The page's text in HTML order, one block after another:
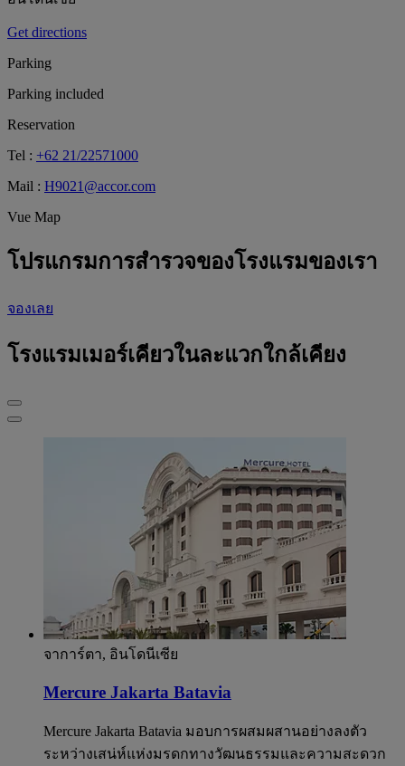
Get directions
Parking
Parking included
Reservation
Tel : +62 21/22571000
Mail : H9021@accor.com
Vue Map
โปรแกรมการสำรวจของโรงแรมของเรา
จองเลย
โรงแรมเมอร์เคียวในละแวกใกล้เคียง
จาการ์ตา, อินโดนีเซีย
Mercure Jakarta Batavia
Mercure Jakarta Batavia มอบการผสมผสานอย่างลงตัว
ระหว่างเสน่ห์แห่งมรดกทางวัฒนธรรมและความสะดวก